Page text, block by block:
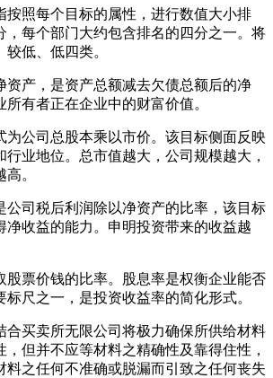
照每个目标的属性，进行数值大小排
，每个部门大约包含排名的四分之一。将
低、低四类。
产，是资产总额减去欠债总额后的净
有者正在企业中的财富价值。
公司总股本乘以市价。该目标侧面反映
行业地位。总市值越大，公司规模越大，
。
司税后利润除以净资产的比率，该目标
净收益的能力。申明投资带来的收益越
票价钱的比率。股息率是权衡企业能否
尺之一，是投资收益率的简化形式。
买卖所无限公司将极力确保所供给材料
，但并不应等材料之精确性及靠得住性，
料之任何不准确或脱漏而引致之任何丧失